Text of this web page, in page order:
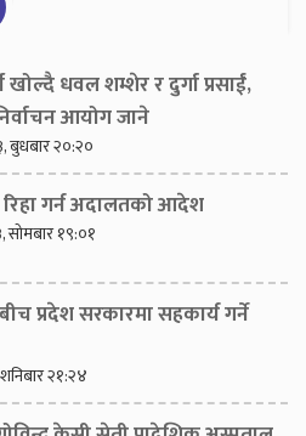
खोल्दै धवल शम्शेर र दुर्गा प्रसाईं,
आयोग जाने
बुधबार २०:२०
रिहा गर्न अदालतको आदेश
सोमबार १९:०१
प्रदेश सरकारमा सहकार्य गर्ने
२१:२४